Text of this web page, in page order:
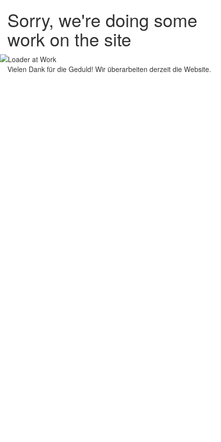
Sorry, we're doing some
work on the site
Vielen Dank für die Geduld! Wir überarbeiten derzeit die Website.